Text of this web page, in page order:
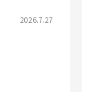
2026.7.27